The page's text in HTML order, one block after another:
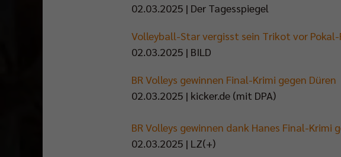
02.03.2025 | Der Tagesspiegel
Volleyball-Star vergisst sein Trikot vor Pokal-
02.03.2025 | BILD
BR Volleys gewinnen Final-Krimi gegen Düren
02.03.2025 | kicker.de (mit DPA)
BR Volleys gewinnen dank Hanes Final-Krimi
02.03.2025 | LZ(+)